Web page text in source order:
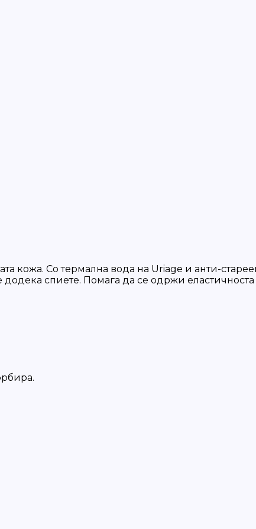
кожа. Со термална вода на Uriage и анти-
спиете. Помага да се одржи еластичноста